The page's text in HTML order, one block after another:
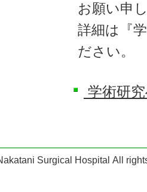
お願い申
詳細は『
ださい。
学術研
Surgical Hospital All